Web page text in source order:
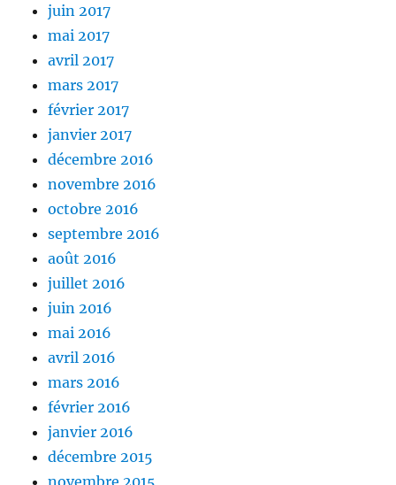
juin 2017
mai 2017
avril 2017
mars 2017
février 2017
janvier 2017
décembre 2016
novembre 2016
octobre 2016
septembre 2016
août 2016
juillet 2016
juin 2016
mai 2016
avril 2016
mars 2016
février 2016
janvier 2016
décembre 2015
novembre 2015